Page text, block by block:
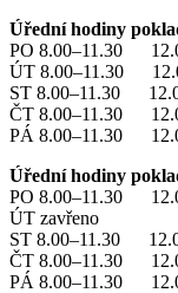
Úřední hodiny
PO 8.00–11.30
ÚT 8.00–11.30
ST 8.00–11.30
ČT 8.00–11.30
PÁ 8.00–11.30
Úřední hodiny
PO 8.00–11.30
ÚT zavřeno
ST 8.00–11.30
ČT 8.00–11.30
PÁ 8.00–11.30